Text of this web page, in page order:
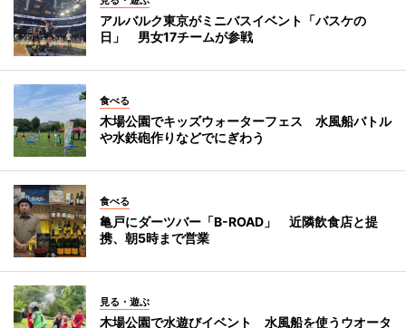
アルバルク東京がミニバスイベント「バスケの
日」 男女17チームが参戦
食べる
木場公園でキッズウォーターフェス 水風船バトル
や水鉄砲作りなどでにぎわう
食べる
亀戸にダーツバー「B-ROAD」 近隣飲食店と提
携、朝5時まで営業
見る・遊ぶ
木場公園で水遊びイベント 水風船を使うウオータ